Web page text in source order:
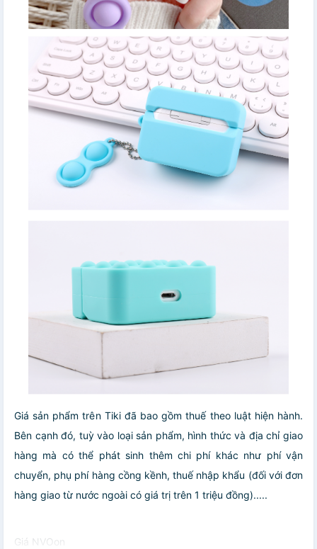
Giá sản phẩm trên Tiki đã bao gồm thuế theo luật hiện hành.
Bên cạnh đó, tuỳ vào loại sản phẩm, hình thức và địa chỉ giao
hàng mà có thể phát sinh thêm chi phí khác như phí vận
chuyển, phụ phí hàng cồng kềnh, thuế nhập khẩu (đối với đơn
hàng giao từ nước ngoài có giá trị trên 1 triệu đồng).....
Giá NVOon